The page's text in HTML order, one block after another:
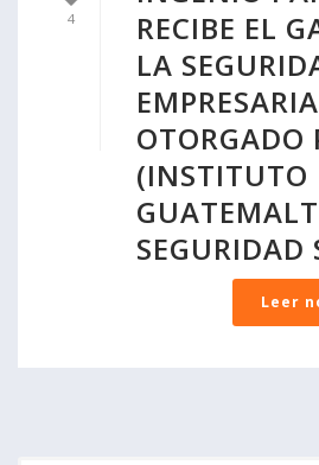
4
RECIBE EL
LA
OTORGADO
(INSTITUTO
SEGURIDAD
Leer